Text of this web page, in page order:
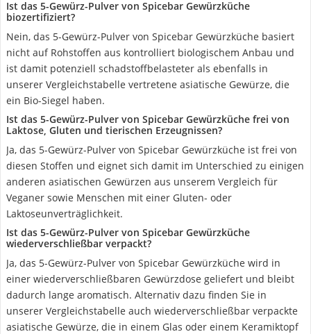
Ist das 5-Gewürz-Pulver von Spicebar Gewürzküche
biozertifiziert?
Nein, das 5-Gewürz-Pulver von Spicebar Gewürzküche basiert
nicht auf Rohstoffen aus kontrolliert biologischem Anbau und
ist damit potenziell schadstoffbelasteter als ebenfalls in
unserer Vergleichstabelle vertretene asiatische Gewürze, die
ein Bio-Siegel haben.
Ist das 5-Gewürz-Pulver von Spicebar Gewürzküche frei von
Laktose, Gluten und tierischen Erzeugnissen?
Ja, das 5-Gewürz-Pulver von Spicebar Gewürzküche ist frei von
diesen Stoffen und eignet sich damit im Unterschied zu einigen
anderen asiatischen Gewürzen aus unserem Vergleich für
Veganer sowie Menschen mit einer Gluten- oder
Laktoseunverträglichkeit.
Ist das 5-Gewürz-Pulver von Spicebar Gewürzküche
wiederverschließbar verpackt?
Ja, das 5-Gewürz-Pulver von Spicebar Gewürzküche wird in
einer wiederverschließbaren Gewürzdose geliefert und bleibt
dadurch lange aromatisch. Alternativ dazu finden Sie in
unserer Vergleichstabelle auch wiederverschließbar verpackte
asiatische Gewürze, die in einem Glas oder einem Keramiktopf